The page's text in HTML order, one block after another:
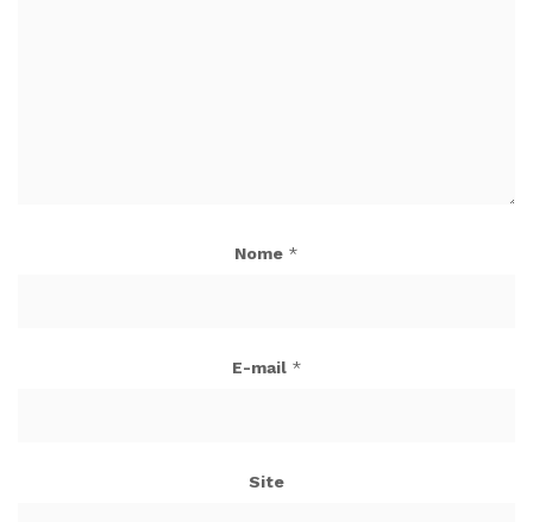
Nome *
E-mail *
Site